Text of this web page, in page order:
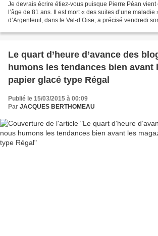
Je devrais écrire étiez-vous puisque Pierre Péan vient
l’âge de 81 ans. Il est mort « des suites d’une maladie
d’Argenteuil, dans le Val-d’Oise, a précisé vendredi
Le quart d’heure d’avance des
humons les tendances bien avant
papier glacé type Régal
Publié le 15/03/2015 à 00:09
Par JACQUES BERTHOMEAU